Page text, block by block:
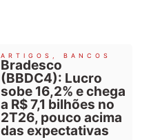
ARTIGOS , BANCOS
Bradesco
(BBDC4): Lucro
sobe 16,2% e chega
a R$ 7,1 bilhões no
2T26, pouco acima
das expectativas